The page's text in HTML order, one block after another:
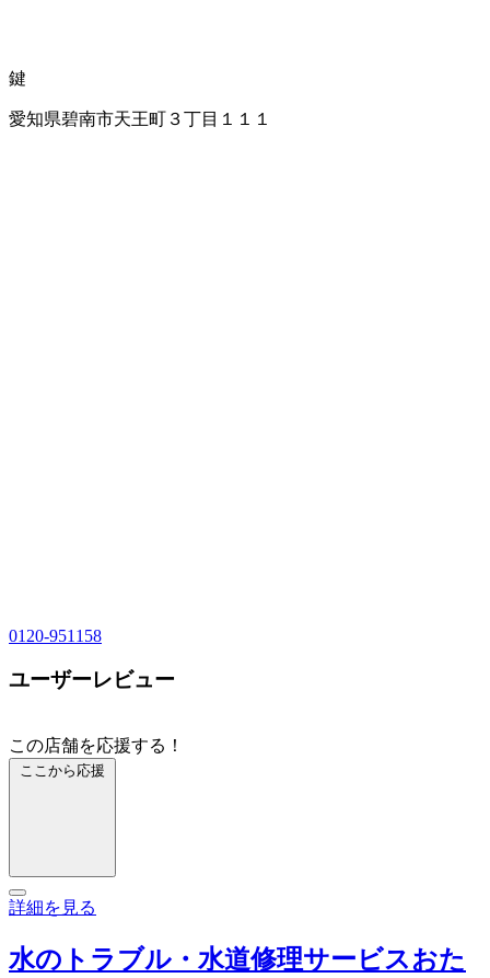
鍵
愛知県碧南市天王町３丁目１１１
0120-951158
ユーザーレビュー
この店舗を応援する！
ここから応援
詳細を見る
水のトラブル・水道修理サービスおた